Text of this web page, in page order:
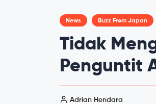
News Buzz From Japan
Tidak
Penguntit
Adrian Hendara